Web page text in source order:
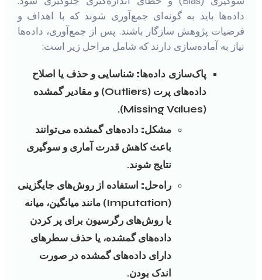
داده‌ها باید به گونه‌ای جمع‌آوری شوند که با اهداف و
فرضیات پژوهش سازگار باشند. پس از جمع‌آوری، داده‌ها
نیاز به آماده‌سازی دارند که شامل مراحل زیر است:
پاک‌سازی داده‌ها: شناسایی و حذف یا اصلاح
داده‌های پرت (Outliers) و مقادیر گمشده
(Missing Values).
مشکل: داده‌های گمشده می‌توانند
باعث کاهش قدرت آماری و سوگیری
نتایج شوند.
راه‌حل: استفاده از روش‌های جایگزینی
(Imputation) مانند میانگین، میانه
یا روش‌های رگرسیون برای پر کردن
داده‌های گمشده، یا حذف سطرهای
دارای داده‌های گمشده در صورت
اندک بودن.